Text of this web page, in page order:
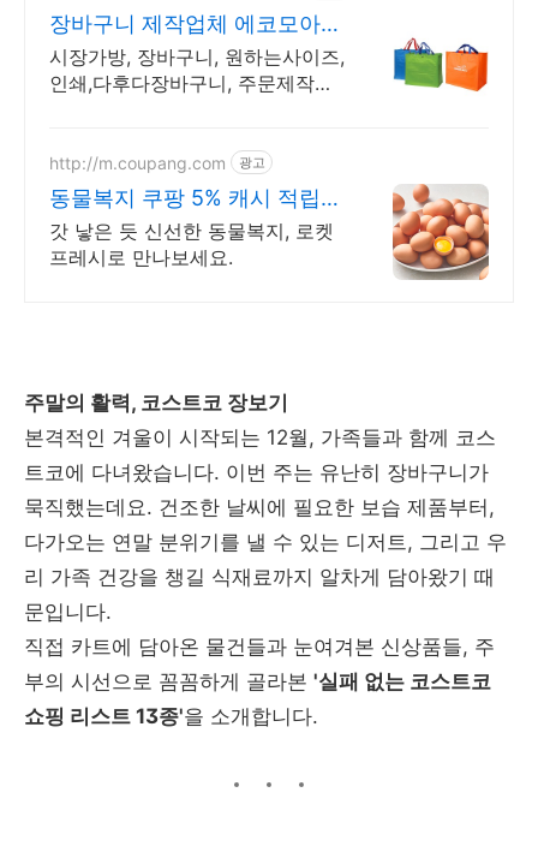
장바구니 제작업체 에코모아
다양한 장바구니 주문제작업체
시장가방, 장바구니, 원하는사이즈,
인쇄,다후다장바구니, 주문제작전
문생산전문 공장에서!
http://m.coupang.com 광고
동물복지 쿠팡 5% 캐시 적립
혜택!
갓 낳은 듯 신선한 동물복지, 로켓
프레시로 만나보세요.
주말의 활력, 코스트코 장보기
본격적인 겨울이 시작되는 12월, 가족들과 함께 코스
트코에 다녀왔습니다. 이번 주는 유난히 장바구니가
묵직했는데요. 건조한 날씨에 필요한 보습 제품부터,
다가오는 연말 분위기를 낼 수 있는 디저트, 그리고 우
리 가족 건강을 챙길 식재료까지 알차게 담아왔기 때
문입니다.
직접 카트에 담아온 물건들과 눈여겨본 신상품들, 주
부의 시선으로 꼼꼼하게 골라본 '실패 없는 코스트코
쇼핑 리스트 13종'을 소개합니다.